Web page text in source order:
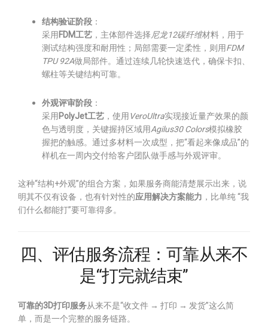
结构验证阶段 ：
采用 FDM工艺 ，主体部件选择尼龙12碳纤维材料，用于
测试结构强度和耐用性；局部需要一定柔性，则用FDM
TPU 92A做局部件。通过连续几轮快速迭代，确保卡扣、
螺柱等关键结构可靠。
外观评审阶段 ：
采用 PolyJet工艺 ，使用 VeroUltra实现接近量产效果的颜
色与透明度，关键握持区域用Agilus30 Colors模拟橡胶
握把的触感。通过多材料一次成型，把“看起来像成品”的
样机在一周内交付给客户团队做手感与外观评审。
这种“结构+外观”的组合方案，如果服务商能清楚展示出来，说
明其不仅有设备，也有针对性的应用解决方案能力 ，比单纯 “我
们什么都能打”要可靠得多。
四、评估服务流程：可靠从来不
是“打完就结束”
可靠的3D打印服务从来不是“收文件 → 打印 → 发货”这么简
单，而是一个完整的服务链路。